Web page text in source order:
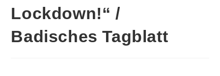
Lockdown!“ /
Badisches Tagblatt